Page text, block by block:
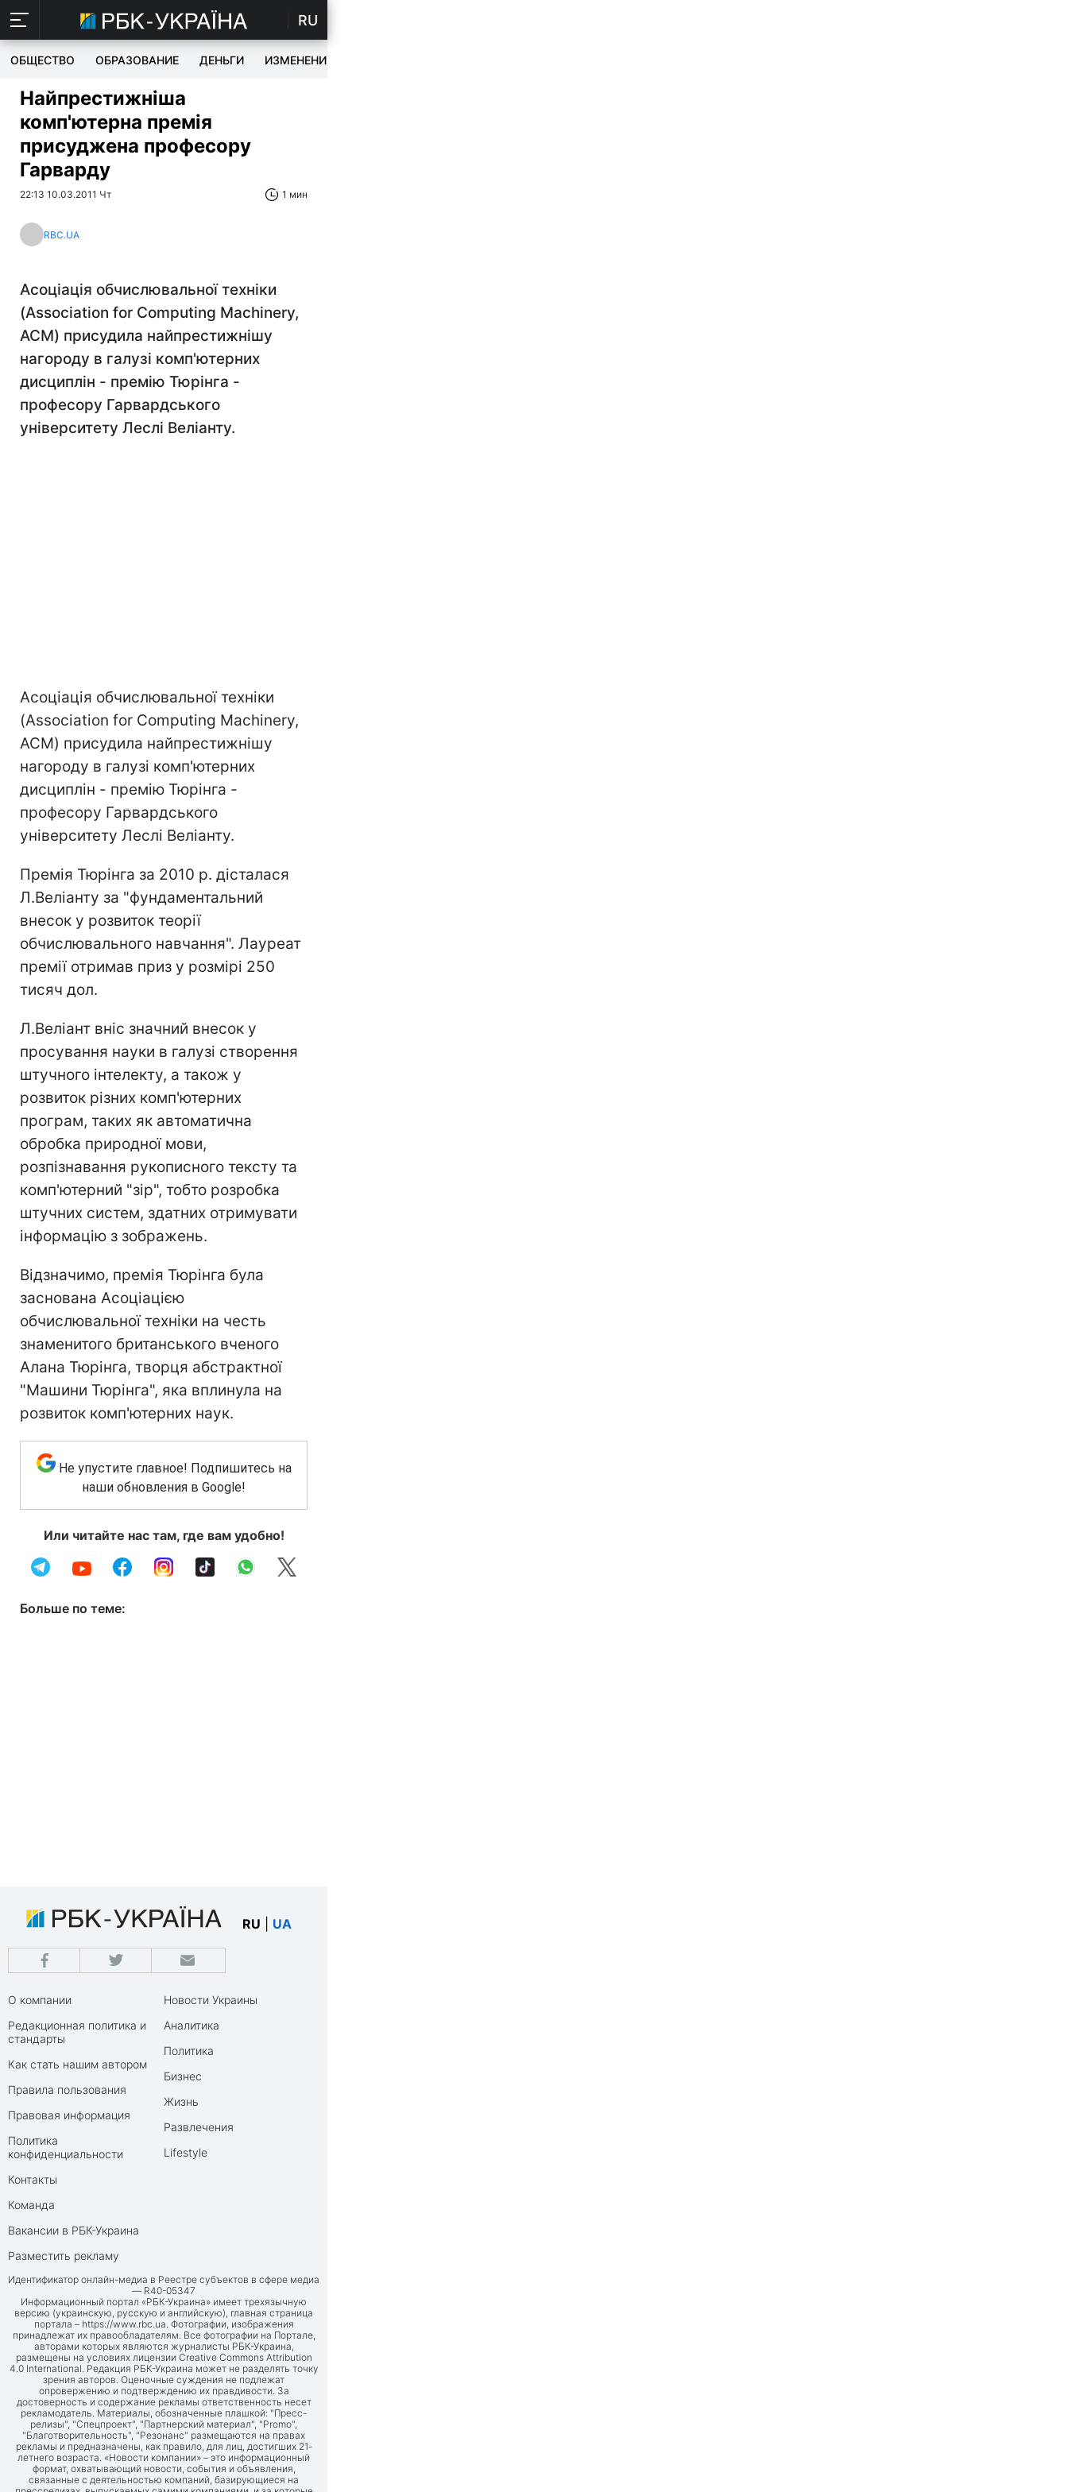
RU
ОБЩЕСТВО ОБРАЗОВАНИЕ ДЕНЬГИ ИЗМЕНЕНИЯ
Найпрестижніша
комп'ютерна премія
присуджена професору
Гарварду
22:13 10.03.2011 Чт 1 мин
RBC.UA
Асоціація обчислювальної техніки
(Association for Computing Machinery,
ACM) присудила найпрестижнішу
нагороду в галузі комп'ютерних
дисциплін - премію Тюрінга -
професору Гарвардського
університету Леслі Веліанту.
Асоціація обчислювальної техніки
(Association for Computing Machinery,
ACM) присудила найпрестижнішу
нагороду в галузі комп'ютерних
дисциплін - премію Тюрінга -
професору Гарвардського
університету Леслі Веліанту.
Премія Тюрінга за 2010 р. дісталася
Л.Веліанту за "фундаментальний
внесок у розвиток теорії
обчислювального навчання". Лауреат
премії отримав приз у розмірі 250
тисяч дол.
Л.Веліант вніс значний внесок у
просування науки в галузі створення
штучного інтелекту, а також у
розвиток різних комп'ютерних
програм, таких як автоматична
обробка природної мови,
розпізнавання рукописного тексту та
комп'ютерний "зір", тобто розробка
штучних систем, здатних отримувати
інформацію з зображень.
Відзначимо, премія Тюрінга була
заснована Асоціацією
обчислювальної техніки на честь
знаменитого британського вченого
Алана Тюрінга, творця абстрактної
"Машини Тюрінга", яка вплинула на
розвиток комп'ютерних наук.
Не упустите главное! Подпишитесь на
наши обновления в Google!
Или читайте нас там, где вам удобно!
Больше по теме:
RU UA
О компании
Редакционная политика и
стандарты
Как стать нашим автором
Правила пользования
Правовая информация
Политика
конфиденциальности
Контакты
Команда
Вакансии в РБК-Украина
Разместить рекламу
Новости Украины
Аналитика
Политика
Бизнес
Жизнь
Развлечения
Lifestyle
Идентификатор онлайн-медиа в Реестре субъектов в сфере медиа
— R40-05347
Информационный портал «РБК-Украина» имеет трехязычную
версию (украинскую, русскую и английскую), главная страница
портала – https://www.rbc.ua. Фотографии, изображения
принадлежат их правообладателям. Все фотографии на Портале,
авторами которых являются журналисты РБК-Украина,
размещены на условиях лицензии Creative Commons Attribution
4.0 International. Редакция РБК-Украина может не разделять точку
зрения авторов. Оценочные суждения не подлежат
опровержению и подтверждению их правдивости. За
достоверность и содержание рекламы ответственность несет
рекламодатель. Материалы, обозначенные плашкой: "Пресс-
релизы", "Спецпроект", "Партнерский материал", "Promo",
"Благотворительность", "Резонанс" размещаются на правах
рекламы и предназначены, как правило, для лиц, достигших 21-
летнего возраста. «Новости компании» – это информационный
формат, охватывающий новости, события и объявления,
связанные с деятельностью компаний, базирующиеся на